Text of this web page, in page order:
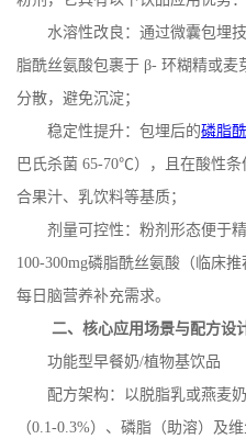
水溶性改良：通过微囊包埋
脂酰丝氨酸包裹于 β- 环糊精或麦
分散，避免沉淀；
稳定性提升：包埋后的磷脂
巴氏杀菌 65-70℃），且在酸性条
合果汁、乳饮料等基质；
剂量可控性：粉剂形态便于
100-300mg磷脂酰丝氨酸（临床推
每日脑营养补充需求。
二、核心应用场景与配方设
功能型早餐奶/植物基饮品
配方架构：以脱脂乳或燕麦
（0.1-0.3%）、磷脂（助溶）及